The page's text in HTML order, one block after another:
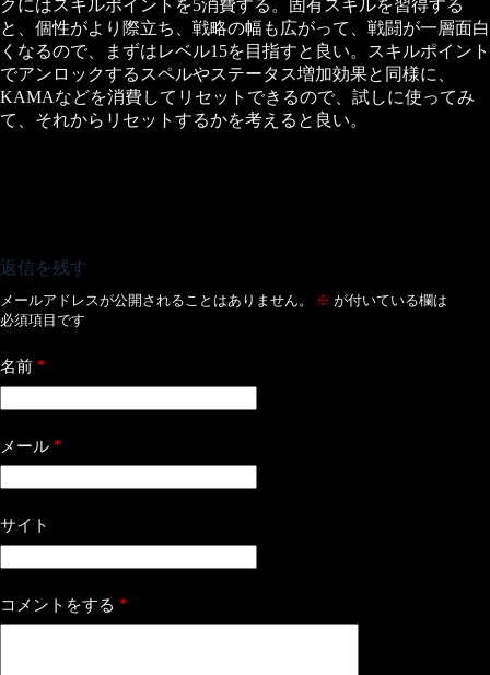
クにはスキルポイントを5消費する。固有スキルを習得する
と、個性がより際立ち、戦略の幅も広がって、戦闘が一層面白
くなるので、まずはレベル15を目指すと良い。スキルポイント
でアンロックするスペルやステータス増加効果と同様に、
KAMAなどを消費してリセットできるので、試しに使ってみ
て、それからリセットするかを考えると良い。
返信を残す
メールアドレスが公開されることはありません。 ※ が付いている欄は
必須項目です
名前 *
メール *
サイト
コメントをする *